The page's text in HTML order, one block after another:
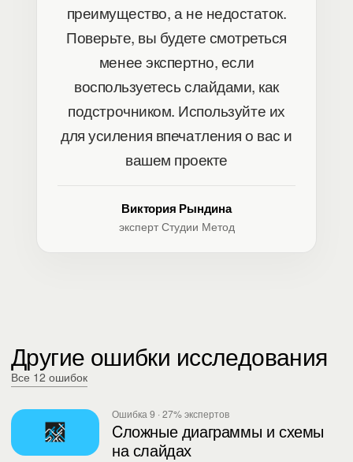
преимущество, а не недостаток.
Поверьте, вы будете смотреться
менее экспертно, если
воспользуетесь слайдами, как
подстрочником. Используйте их
для усиления впечатления о вас и
вашем проекте
Виктория Рындина
эксперт Студии Метод
Другие ошибки исследования
Все 12 ошибок
Ошибка 9 · 27% экспертов
Cложные диаграммы и схемы
на слайдах